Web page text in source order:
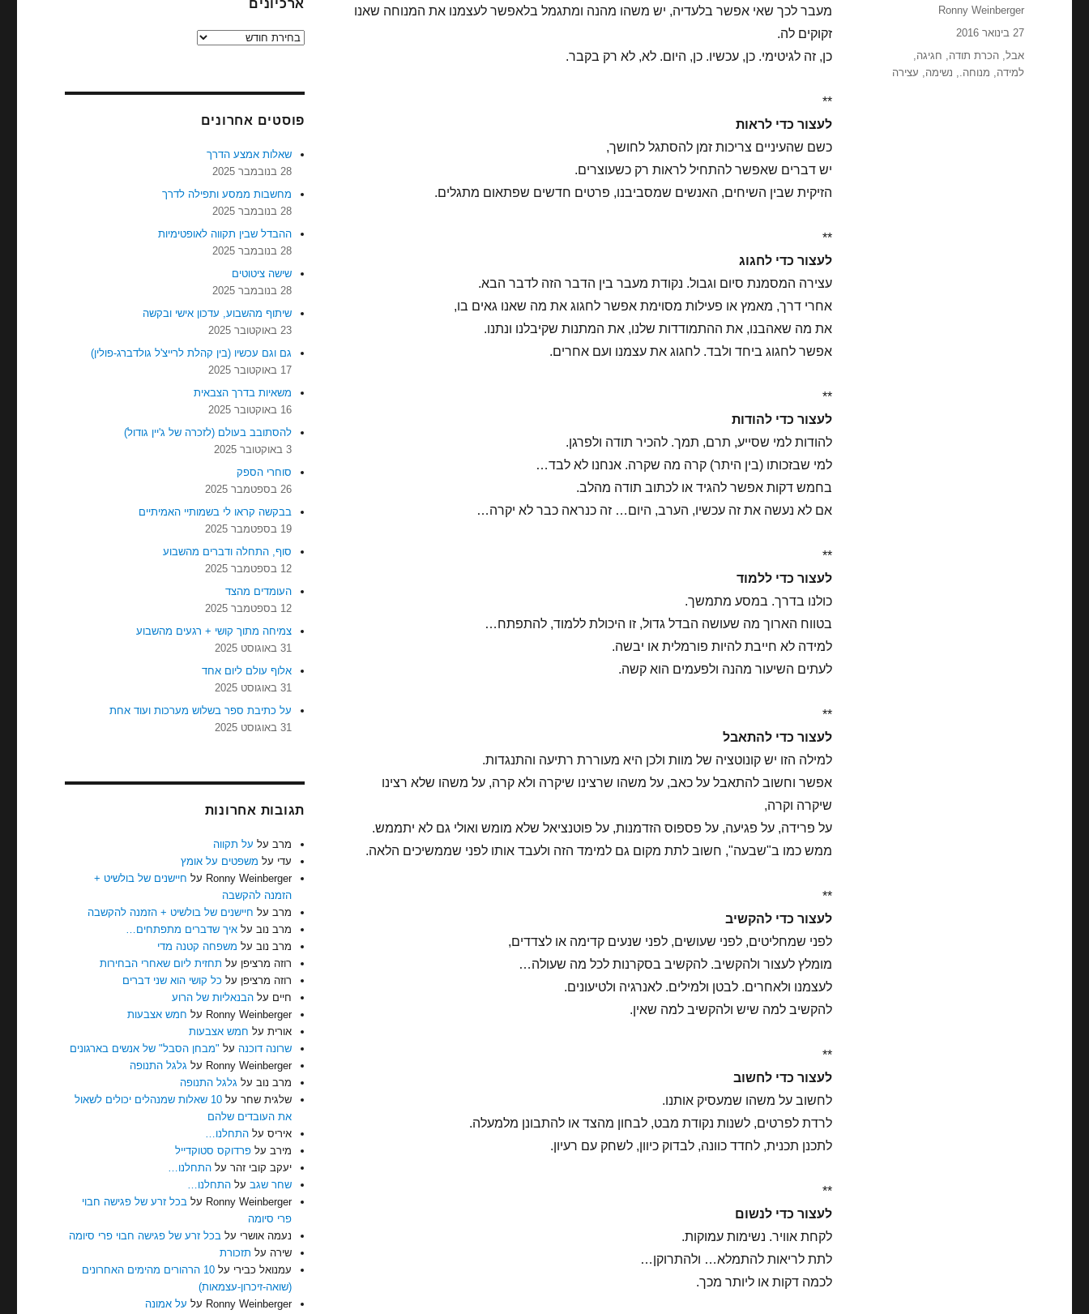
מעבר לכך שאי אפשר בלעדיה, יש משהו מהנה ומתגמל בלאפשר לעצמנו את המנוחה שאנו
זקוקים לה.
כן, זה לגיטימי. כן, עכשיו. כן, היום. לא, לא רק בקבר.
**
לעצור כדי לראות
כשם שהעיניים צריכות זמן להסתגל לחושך,
יש דברים שאפשר להתחיל לראות רק כשעוצרים.
הזיקית שבין השיחים, האנשים שמסביבנו, פרטים חדשים שפתאום מתגלים.
**
לעצור כדי לחגוג
עצירה המסמנת סיום וגבול. נקודת מעבר בין הדבר הזה לדבר הבא.
אחרי דרך, מאמץ או פעילות מסוימת אפשר לחגוג את מה שאנו גאים בו,
את מה שאהבנו, את ההתמודדות שלנו, את המתנות שקיבלנו ונתנו.
אפשר לחגוג ביחד ולבד. לחגוג את עצמנו ועם אחרים.
**
לעצור כדי להודות
להודות למי שסייע, תרם, תמך. להכיר תודה ולפרגן.
למי שבזכותו (בין היתר) קרה מה שקרה. אנחנו לא לבד…
בחמש דקות אפשר להגיד או לכתוב תודה מהלב.
אם לא נעשה את זה עכשיו, הערב, היום… זה כנראה כבר לא יקרה…
**
לעצור כדי ללמוד
כולנו בדרך. במסע מתמשך.
בטווח הארוך מה שעושה הבדל גדול, זו היכולת ללמוד, להתפתח…
למידה לא חייבת להיות פורמלית או יבשה.
לעתים השיעור מהנה ולפעמים הוא קשה.
**
לעצור כדי להתאבל
למילה הזו יש קונוטציה של מוות ולכן היא מעוררת רתיעה והתנגדות.
אפשר וחשוב להתאבל על כאב, על משהו שרצינו שיקרה ולא קרה, על משהו שלא רצינו
שיקרה וקרה,
על פרידה, על פגיעה, על פספוס הזדמנות, על פוטנציאל שלא מומש ואולי גם לא יתממש.
ממש כמו ב"שבעה", חשוב לתת מקום גם למימד הזה ולעבד אותו לפני שממשיכים הלאה.
**
לעצור כדי להקשיב
לפני שמחליטים, לפני שעושים, לפני שנעים קדימה או לצדדים,
מומלץ לעצור ולהקשיב. להקשיב בסקרנות לכל מה שעולה…
לעצמנו ולאחרים. לבטן ולמילים. לאנרגיה ולטיעונים.
להקשיב למה שיש ולהקשיב למה שאין.
**
לעצור כדי לחשוב
לחשוב על משהו שמעסיק אותנו.
לרדת לפרטים, לשנות נקודת מבט, לבחון מהצד או להתבונן מלמעלה.
לתכנן תכנית, לחדד כוונה, לבדוק כיוון, לשחק עם רעיון.
**
לעצור כדי לנשום
לקחת אוויר. נשימות עמוקות.
לתת לריאות להתמלא… ולהתרוקן…
לכמה דקות או ליותר מכך.
מחבר
Ronny Weinberger
פורסם
בתאריך
27 בינואר 2016
תגיות
אבל,הכרת תודה, חגיגה,
למידה, מנוחה., נשימה, עצירה
ארכיונים
ארכיונים
פוסטים אחרונים
שאלות אמצע הדרך
28 בנובמבר 2025
מחשבות ממסע ותפילה לדרך
28 בנובמבר 2025
ההבדל שבין תקווה לאופטימיות
28 בנובמבר 2025
שישה ציטוטים
28 בנובמבר 2025
שיתוף מהשבוע, עדכון אישי ובקשה
23 באוקטובר 2025
גם וגם עכשיו (בין קהלת לרייצ'ל גולדברג-פולין)
17 באוקטובר 2025
משאיות בדרך הצבאית
16 באוקטובר 2025
להסתובב בעולם (לזכרה של ג'יין גודול)
3 באוקטובר 2025
סוחרי הספק
26 בספטמבר 2025
בבקשה קראו לי בשמותיי האמיתיים
19 בספטמבר 2025
סוף, התחלה ודברים מהשבוע
12 בספטמבר 2025
העומדים מהצד
12 בספטמבר 2025
צמיחה מתוך קושי + רגעים מהשבוע
31 באוגוסט 2025
אלוף עולם ליום אחד
31 באוגוסט 2025
על כתיבת ספר בשלוש מערכות ועוד אחת
31 באוגוסט 2025
תגובות אחרונות
מרב על על תקווה
עדי על משפטים על אומץ
Ronny Weinberger על חיישנים של בולשיט +
הזמנה להקשבה
מרב על חיישנים של בולשיט + הזמנה להקשבה
מרב נוב עלאיך שדברים מתפתחים…
מרב נוב על משפחה קטנה מדי
רוזה מרציפן על תחזית ליום שאחרי הבחירות
רוזה מרציפן על כל קושי הוא שני דברים
חיים עלהבנאליות של הרוע
Ronny Weinberger על חמש אצבעות
אורית על חמש אצבעות
שרונה דוכנה על "מבחן הסבל" של אנשים בארגונים
Ronny Weinberger על גלגל התנופה
מרב נוב על גלגל התנופה
שלגית שחר על
10 שאלות שמנהלים יכולים לשאול
את העובדים שלהם
איריס עלהתחלנו…
מירב עלפרדוקס סטוקדייל
יעקב קובי זהר עלהתחלנו…
שחר שגב עלהתחלנו…
Ronny Weinberger עלבכל זרע של פגישה חבוי
פרי סיומה
נעמה אושרי עלבכל זרע של פגישה חבוי פרי סיומה
שירה על תזכורת
עמנואל כבירי על
10 הרהורים מהימים האחרונים
(שואה-זיכרון-עצמאות)
Ronny Weinberger על על אמונה